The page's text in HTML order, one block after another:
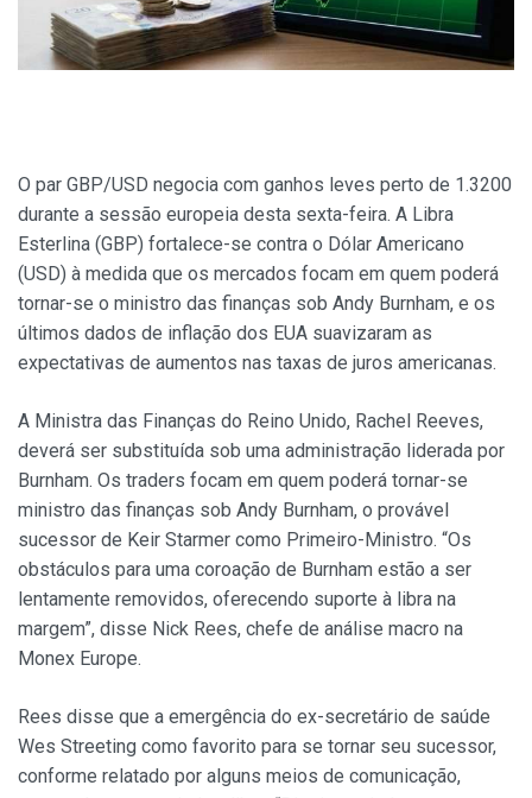
O par GBP/USD negocia com ganhos leves perto de 1.3200
durante a sessão europeia desta sexta-feira. A Libra
Esterlina (GBP) fortalece-se contra o Dólar Americano
(USD) à medida que os mercados focam em quem poderá
tornar-se o ministro das finanças sob Andy Burnham, e os
últimos dados de inflação dos EUA suavizaram as
expectativas de aumentos nas taxas de juros americanas.
A Ministra das Finanças do Reino Unido, Rachel Reeves,
deverá ser substituída sob uma administração liderada por
Burnham. Os traders focam em quem poderá tornar-se
ministro das finanças sob Andy Burnham, o provável
sucessor de Keir Starmer como Primeiro-Ministro. “Os
obstáculos para uma coroação de Burnham estão a ser
lentamente removidos, oferecendo suporte à libra na
margem”, disse Nick Rees, chefe de análise macro na
Monex Europe.
Rees disse que a emergência do ex-secretário de saúde
Wes Streeting como favorito para se tornar seu sucessor,
conforme relatado por alguns meios de comunicação,